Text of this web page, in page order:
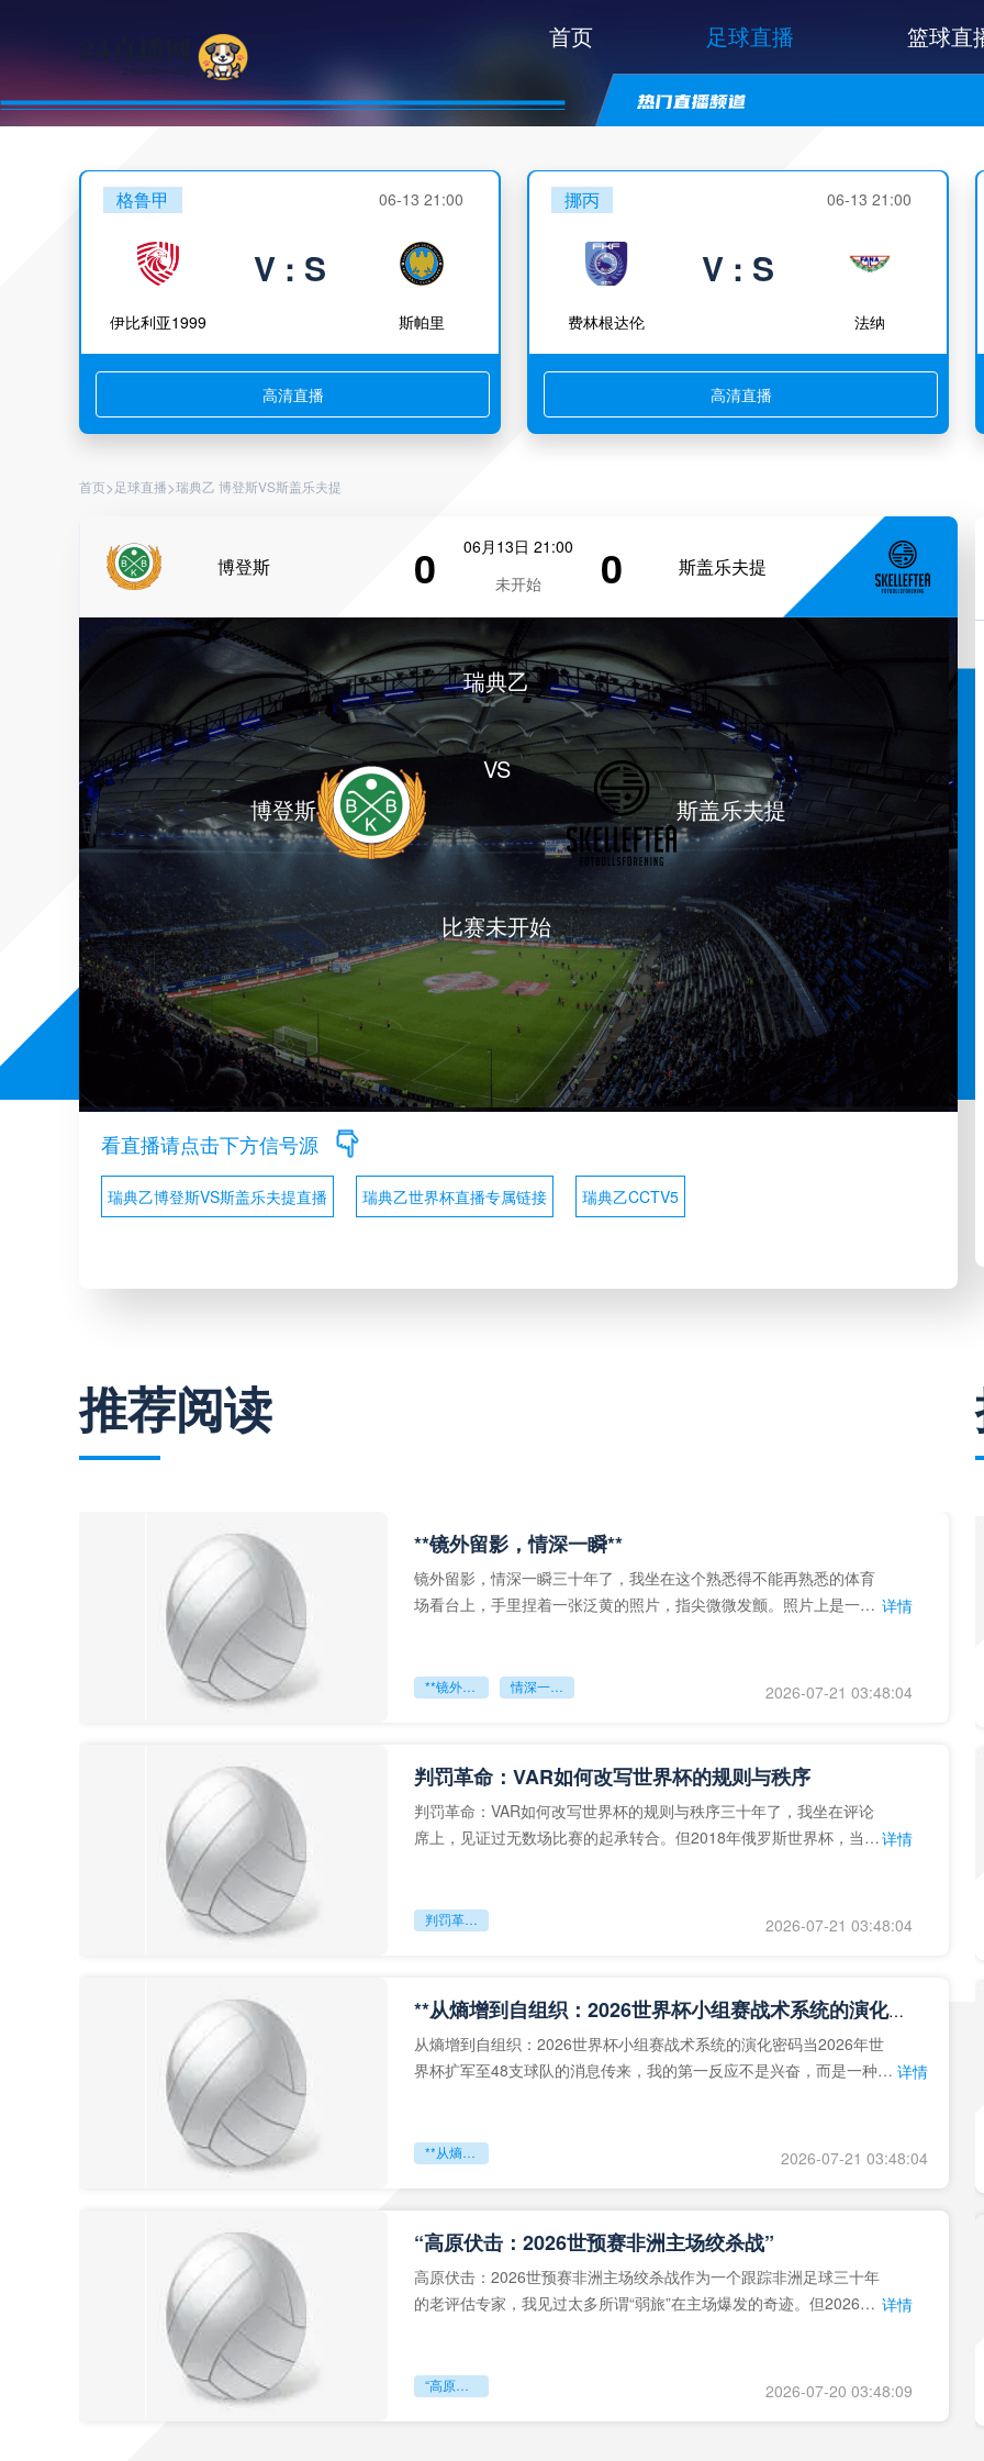
首页 足球直播 篮球直
格鲁甲 06-13 21:00
伊比利亚1999
V : S
斯帕里
高清直播
挪丙 06-13 21:00
费林根达伦
V : S
法纳
高清直播
首页> 足球直播>瑞典乙 博登斯VS斯盖乐夫提
博登斯 0
06月13日 21:00
未开始
0 斯盖乐夫提
博登斯
瑞典乙
VS
比赛未开始
斯盖乐夫提
看直播请点击下方信号源
瑞典乙博登斯VS斯盖乐夫提直播 瑞典乙世界杯直播专属链接 瑞典乙CCTV5
推荐阅读
**镜外留影，情深一瞬**
镜外留影，情深一瞬三十年了，我坐在这个熟悉得不能再熟悉的体育
场看台上，手里捏着一张泛黄的照片，指尖微微发颤。照片上是一个 详情
**镜外留影 情深一瞬** 2026-07-21 03:48:04
判罚革命：VAR如何改写世界杯的规则与秩序
判罚革命：VAR如何改写世界杯的规则与秩序三十年了，我坐在评论
席上，见证过无数场比赛的起承转合。但2018年俄罗斯世界杯，当
详情
判罚革命：VAR如何改写世界杯的规则与秩序 2026-07-21 03:48:04
**从熵增到自组织：2026世界杯小组赛战术系统的演化密码**
从熵增到自组织：2026世界杯小组赛战术系统的演化密码当2026年世
界杯扩军至48支球队的消息传来，我的第一反应不是兴奋，而是一种深 详情
**从熵增到自组织：2026世界杯小组赛战术系统的演化密码** 2026-07-21 03:48:04
“高原伏击：2026世预赛非洲主场绞杀战”
高原伏击：2026世预赛非洲主场绞杀战作为一个跟踪非洲足球三十年
的老评估专家，我见过太多所谓“弱旅”在主场爆发的奇迹。但2026年 详情
“高原伏击：2026世预赛非洲主场绞杀战” 2026-07-20 03:48:09